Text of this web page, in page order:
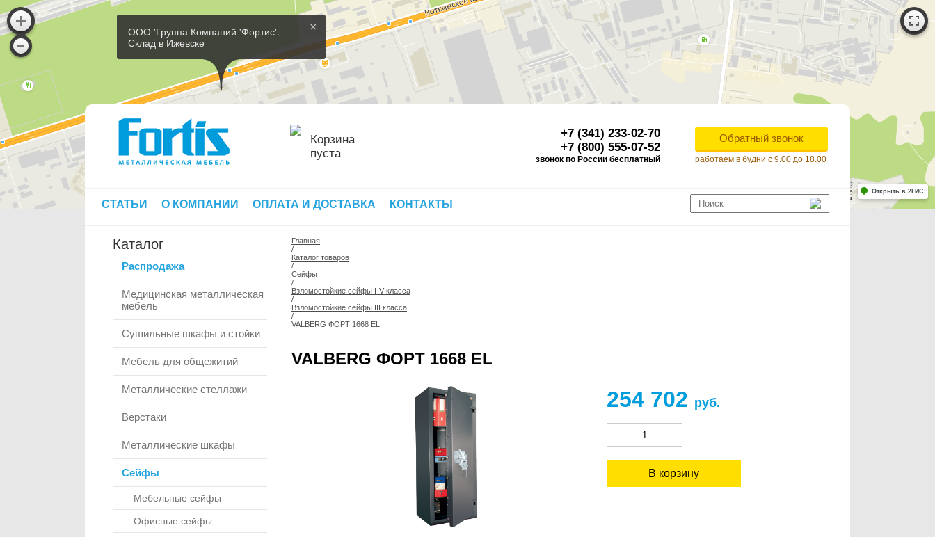
×
ООО 'Группа Компаний 'Фортис'.
Склад в Ижевске
Работает на API 2ГИС
Лицензионное соглашение
Для корректной работы Raster JS API нужен ключ. Помощь: api@2gis.ru
Открыть в 2ГИС
Корзина
пуста
+7 (341) 233-02-70
+7 (800) 555-07-52
звонок по России бесплатный
Обратный звонок
работаем в будни с 9.00 до 18.00
СТАТЬИ О КОМПАНИИ ОПЛАТА И ДОСТАВКА КОНТАКТЫ
Каталог
Распродажа
Медицинская металлическая
мебель
Сушильные шкафы и стойки
Мебель для общежитий
Металлические стеллажи
Верстаки
Металлические шкафы
Сейфы
Мебельные сейфы
Офисные сейфы
Главная
/
Каталог товаров
/
Сейфы
/
Взломостойкие сейфы I-V класса
/
Взломостойкие сейфы III класса
/
VALBERG ФОРТ 1668 EL
VALBERG ФОРТ 1668 EL
254 702 руб.